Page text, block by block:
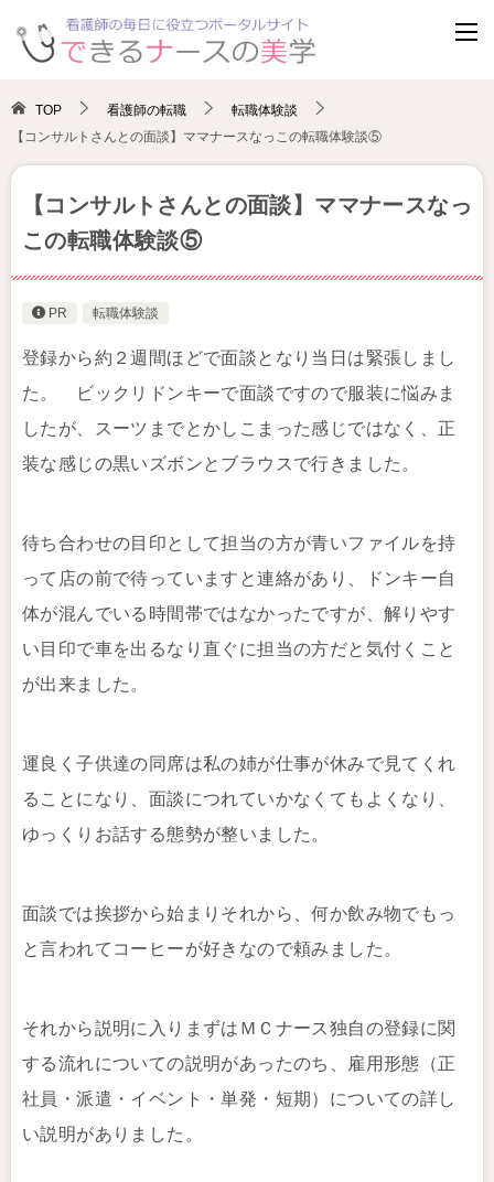
TOP 看護師の転職
転職体験談
【コンサルトさんとの面談】ママナースなっこの転職体験談⑤
【コンサルトさんとの面談】ママナースなっ
この転職体験談⑤
PR 転職体験談
登録から約２週間ほどで面談となり当日は緊張しまし
た。 ビックリドンキーで面談ですので服装に悩みま
したが、スーツまでとかしこまった感じではなく、正
装な感じの黒いズボンとブラウスで行きました。
待ち合わせの目印として担当の方が青いファイルを持
って店の前で待っていますと連絡があり、ドンキー自
体が混んでいる時間帯ではなかったですが、解りやす
い目印で車を出るなり直ぐに担当の方だと気付くこと
が出来ました。
運良く子供達の同席は私の姉が仕事が休みで見てくれ
ることになり、面談につれていかなくてもよくなり、
ゆっくりお話する態勢が整いました。
面談では挨拶から始まりそれから、何か飲み物でもっ
と言われてコーヒーが好きなので頼みました。
それから説明に入りまずはＭＣナース独自の登録に関
する流れについての説明があったのち、雇用形態（正
社員・派遣・イベント・単発・短期）についての詳し
い説明がありました。